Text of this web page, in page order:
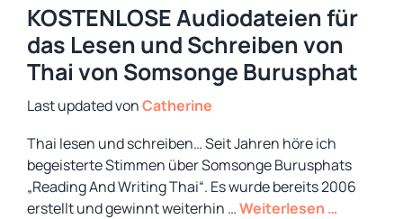
KOSTENLOSE Audiodateien für
das Lesen und Schreiben von
Thai von Somsonge Burusphat
vonCatherine
Thai lesen und schreiben… Seit Jahren höre ich
begeisterte Stimmen über Somsonge Burusphats
„Reading And Writing Thai“. Es wurde bereits 2006
erstellt und gewinnt weiterhin …Weiterlesen …